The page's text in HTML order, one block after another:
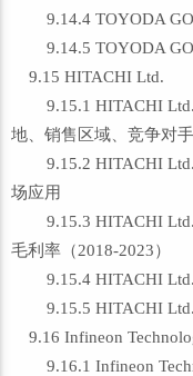
9.14.4 TOYODA
9.14.5 TOYODA
9.15 HITACHI Ltd.
9.15.1 HITACHI Ltd.
地、销售区域、竞争对
9.15.2 HITACHI Ltd.
场应用
9.15.3 HITACHI Ltd.
毛利率（2018-2023）
9.15.4 HITACHI Ltd.
9.15.5 HITACHI Ltd.
9.16 Infineon
9.16.1 Infineon